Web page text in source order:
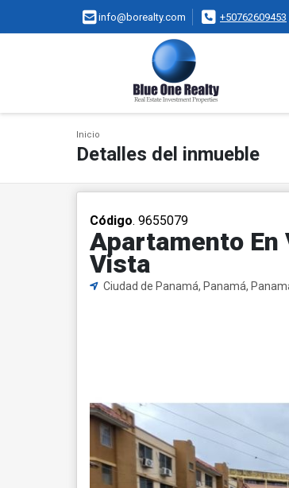
info@borealty.com +50762609453
Inicio
Detalles del inmueble
Código. 9655079
Apartamento En
Vista
Ciudad de Panamá, Panamá,